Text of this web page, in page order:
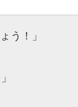
う！」